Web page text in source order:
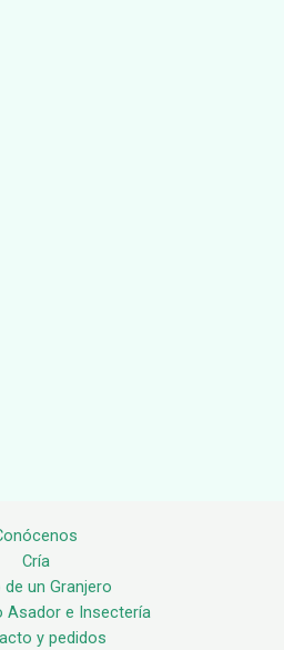
Cría
de un Granjero
Asador e Insectería
y pedidos